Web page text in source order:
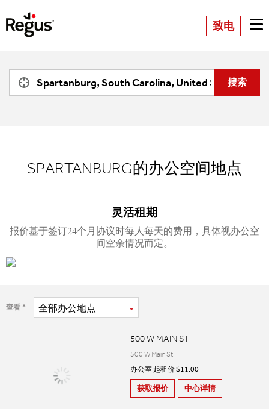
致电
SPARTANBURG的办公空间地点
灵活租期
报价基于签订24个月协议时每人每天的费用，具体视办公空
间空余情况而定。
查看 全部办公地点
500 W MAIN ST
500 W Main St
办公室 起租价 $11.00
获取报价 中心详情